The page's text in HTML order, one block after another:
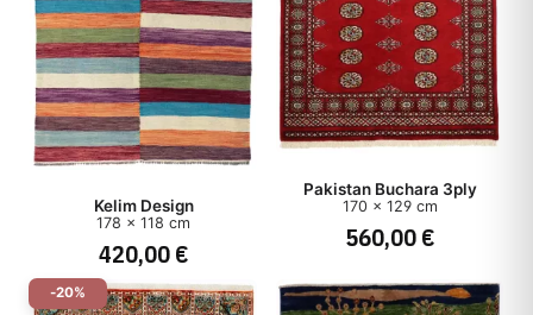
Kelim Design
178 x 118 cm
420,00 €
Pakistan Buchara 3ply
170 x 129 cm
560,00 €
-20%